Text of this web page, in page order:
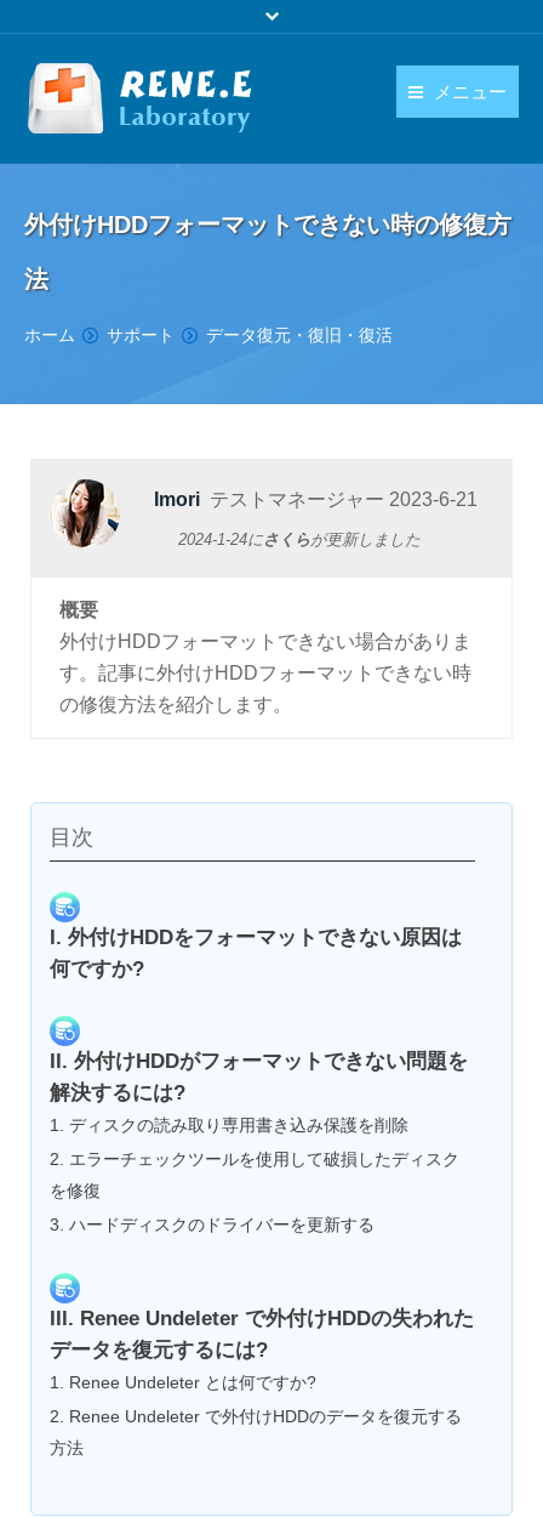
メニュー
ダウンロード
操作ガイド
日本語
language
外付けHDDフォーマットできない時の修復方
法
You are here:
ホーム サポート データ復元・復旧・復活
Imori テストマネージャー 2023-6-21
2024-1-24にさくら が更新しました
概要
外付けHDDフォーマットできない場合がありま
す。記事に外付けHDDフォーマットできない時
の修復方法を紹介します。
目次
I. 外付けHDDをフォーマットできない原因は
何ですか?
II. 外付けHDDがフォーマットできない問題を
解決するには?
1. ディスクの読み取り専用書き込み保護を削除
2. エラーチェックツールを使用して破損したディスク
を修復
3. ハードディスクのドライバーを更新する
III. Renee Undeleter で外付けHDDの失われた
データを復元するには?
1. Renee Undeleter とは何ですか?
2. Renee Undeleter で外付けHDDのデータを復元する
方法